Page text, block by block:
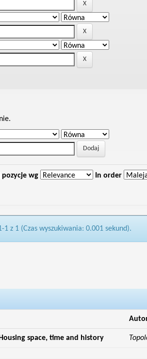
wg In order
1 z 1 (Czas wyszukiwania: 0.001 sekund).
space, time and history